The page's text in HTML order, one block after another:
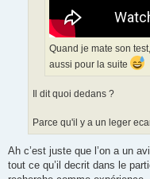
Quand je mate son
aussi pour la suite
Il dit quoi dedans ?
Parce qu'il y a un leger
Ah c’est juste que l’on a un
tout ce qu’il decrit dans le